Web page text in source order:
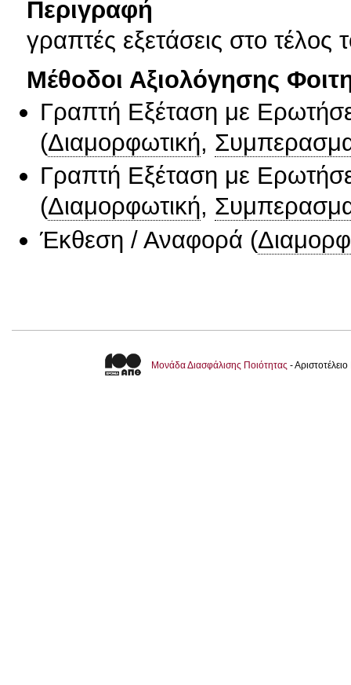
Περιγραφή
γραπτές εξετάσεις στο τέλος
Μέθοδοι Αξιολόγησης
Γραπτή Εξέταση με
(Διαμορφωτική,
Γραπτή Εξέταση με
(Διαμορφωτική,
Έκθεση / Αναφορά (
Μονάδα Διασφάλισης Ποιότητας -